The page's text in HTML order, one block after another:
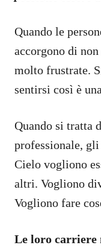
Quando le
accorgono di
molto frustrate.
sentirsi così è
Quando si tratta
professionale,
Cielo vogliono
altri. Vogliono
Vogliono fare
Le loro carriere